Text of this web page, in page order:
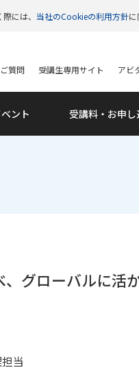
には、 当社のCookieの利用方針
ント 受講料・ お申
質問 受講生専用サイト アビ
グローバルに活
当